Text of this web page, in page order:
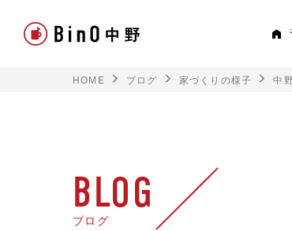
平屋
HOME ブログ 家づくりの様子 中
BLOG
ブログ